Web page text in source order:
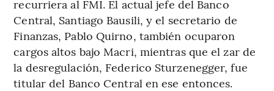
recurriera al FMI. El actual jefe del Banco
Central, Santiago Bausili, y el secretario de
Finanzas, Pablo Quirno, también ocuparon
cargos altos bajo Macri, mientras que el zar de
la desregulación, Federico Sturzenegger, fue
titular del Banco Central en ese entonces.